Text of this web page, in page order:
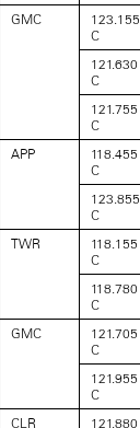
GMC
123.155
C
121.630
C
121.755
C
APP
118.455
C
123.855
C
TWR
118.155
C
118.780
C
GMC
121.705
C
121.955
C
CLR 121.880